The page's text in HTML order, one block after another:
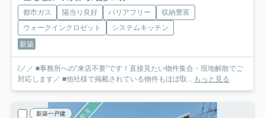
都市ガス 陽当り良好 バリアフリー
収納豊富
ウォークインクロゼット
システムキッチン
新築
/／／ ■事務所への”来店不要”です！直接見たい物件集合・現地解散でご
対応します／ ■他社様で掲載されている物件もほぼ取... もっと見る
新築一戸建